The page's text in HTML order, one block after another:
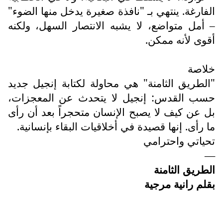
الفارغة. ينتهي بـ "نافذة صغيرة يدخل منها الضوء"
– أمل متواضع، لا يشبه الانتصار السهل، ولكنه
أقوى لأنه ممكن.
خلاصة
"الطريق الثامنة" هي محاولة لكتابة إنجيل جديد
حسب القدس: إنجيل لا يتحدث عن المعجزات،
بل عن كيف لا يصبح الإنسان متحجراً بعد أن رأى
ما رأى. إنها قصيدة في أخلاقيات البقاء بإنسانية.
تحياتي واحترامي
—
الطريق الثامنة
بقلم رانية مرجية